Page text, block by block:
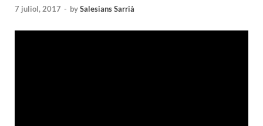
7 juliol, 2017 - bySalesians Sarrià